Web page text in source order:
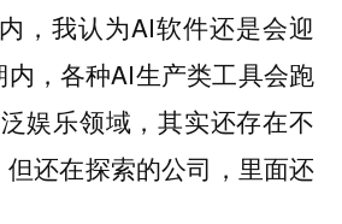
，我认为AI软件还是会迎
，各种AI生产类工具会跑
娱乐领域，其实还存在不
还在探索的公司，里面还